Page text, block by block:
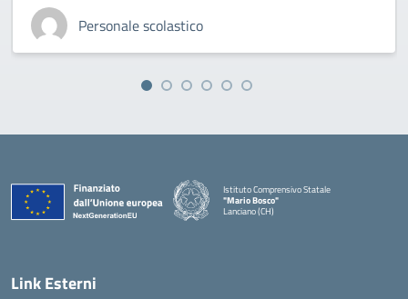
Personale scolastico
Istituto Comprensivo Statale
"Mario Bosco"
Lanciano (CH)
Link Esterni